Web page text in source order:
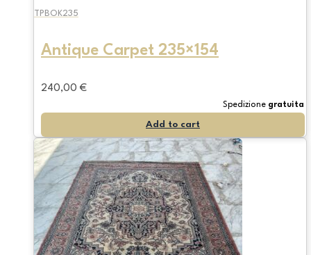
TPBOK235
Antique Carpet 235×154
240,00 €
Spedizione gratuita
Add to cart